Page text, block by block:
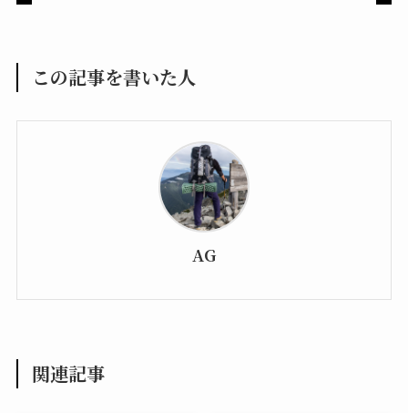
この記事を書いた人
AG
関連記事